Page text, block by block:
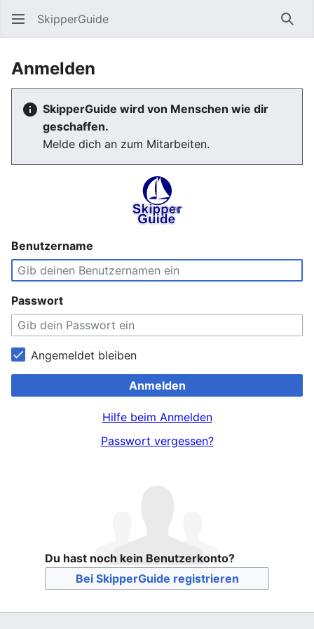
SkipperGuide
Anmelden
SkipperGuide wird von Menschen wie dir
geschaffen.
Melde dich an zum Mitarbeiten.
Benutzername
Passwort
Angemeldet bleiben
Anmelden
Hilfe beim Anmelden
Passwort vergessen?
Du hast noch kein Benutzerkonto?
Bei SkipperGuide registrieren